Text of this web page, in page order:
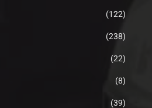
(122)
(238)
(22)
(8)
(39)